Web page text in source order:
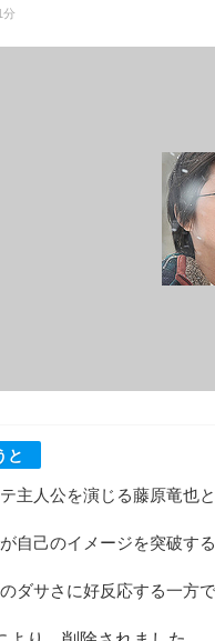
分
と
主人公を演じる藤原竜也
自己のイメージを突破す
ダサさに好反応する一方